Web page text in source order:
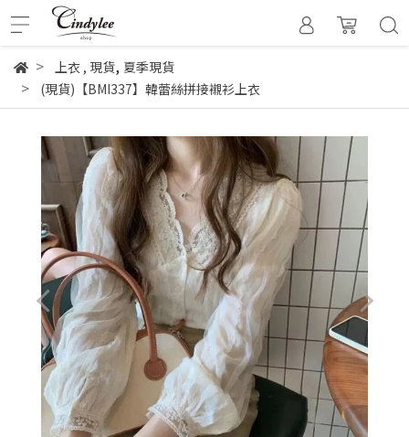
上衣, 現貨, 夏季現貨
(現貨)【BMI337】韓蕾絲拼接襯衫上衣